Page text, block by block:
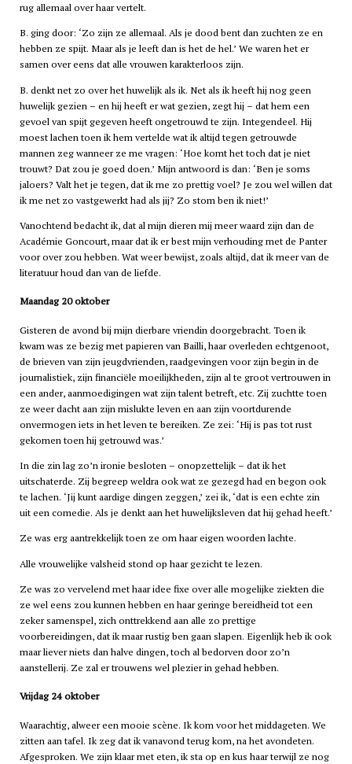
rug allemaal over haar vertelt.
B. ging door: ‘Zo zijn ze allemaal. Als je dood bent dan zuchten ze en
hebben ze spijt. Maar als je leeft dan is het de hel.’ We waren het er
samen over eens dat alle vrouwen karakterloos zijn.
B. denkt net zo over het huwelijk als ik. Net als ik heeft hij nog geen
huwelijk gezien – en hij heeft er wat gezien, zegt hij – dat hem een
gevoel van spijt gegeven heeft ongetrouwd te zijn. Integendeel. Hij
moest lachen toen ik hem vertelde wat ik altijd tegen getrouwde
mannen zeg wanneer ze me vragen: ‘Hoe komt het toch dat je niet
trouwt? Dat zou je goed doen.’ Mijn antwoord is dan: ‘Ben je soms
jaloers? Valt het je tegen, dat ik me zo prettig voel? Je zou wel willen dat
ik me net zo vastgewerkt had als jij? Zo stom ben ik niet!’
Vanochtend bedacht ik, dat al mijn dieren mij meer waard zijn dan de
Académie Goncourt, maar dat ik er best mijn verhouding met de Panter
voor over zou hebben. Wat weer bewijst, zoals altijd, dat ik meer van de
literatuur houd dan van de liefde.
Maandag 20 oktober
Gisteren de avond bij mijn dierbare vriendin doorgebracht. Toen ik
kwam was ze bezig met papieren van Bailli, haar overleden echtgenoot,
de brieven van zijn jeugdvrienden, raadgevingen voor zijn begin in de
journalistiek, zijn financiële moeilijkheden, zijn al te groot vertrouwen in
een ander, aanmoedigingen wat zijn talent betreft, etc. Zij zuchtte toen
ze weer dacht aan zijn mislukte leven en aan zijn voortdurende
onvermogen iets in het leven te bereiken. Ze zei: ‘Hij is pas tot rust
gekomen toen hij getrouwd was.’
In die zin lag zo’n ironie besloten – onopzettelijk – dat ik het
uitschaterde. Zij begreep weldra ook wat ze gezegd had en begon ook
te lachen. ‘Jij kunt aardige dingen zeggen,’ zei ik, ‘dat is een echte zin
uit een comedie. Als je denkt aan het huwelijksleven dat hij gehad heeft.’
Ze was erg aantrekkelijk toen ze om haar eigen woorden lachte.
Alle vrouwelijke valsheid stond op haar gezicht te lezen.
Ze was zo vervelend met haar idee fixe over alle mogelijke ziekten die
ze wel eens zou kunnen hebben en haar geringe bereidheid tot een
zeker samenspel, zich onttrekkend aan alle zo prettige
voorbereidingen, dat ik maar rustig ben gaan slapen. Eigenlijk heb ik ook
maar liever niets dan halve dingen, toch al bedorven door zo’n
aanstellerij. Ze zal er trouwens wel plezier in gehad hebben.
Vrijdag 24 oktober
Waarachtig, alweer een mooie scène. Ik kom voor het middageten. We
zitten aan tafel. Ik zeg dat ik vanavond terug kom, na het avondeten.
Afgesproken. We zijn klaar met eten, ik sta op en kus haar terwijl ze nog